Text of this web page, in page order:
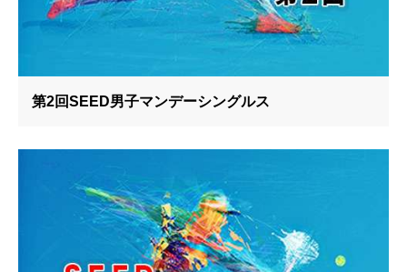
第2回SEED男子マンデーシングルス